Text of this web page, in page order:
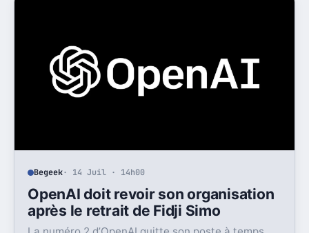
Begeek· 14 Juil · 14h00
OpenAI doit revoir son organisation
après le retrait de Fidji Simo